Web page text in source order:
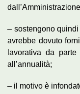
– sostengono
avrebbe dovuto
lavorativa da
all’annualità;
– il motivo è